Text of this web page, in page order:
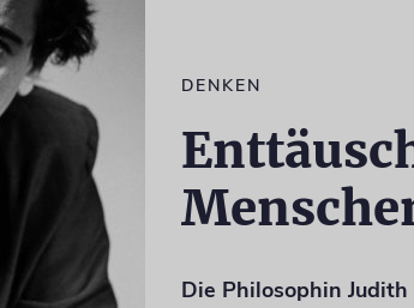
DENKEN
Die Philosophin